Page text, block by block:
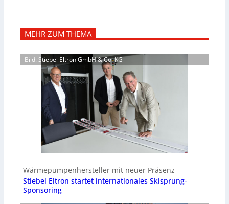
MEHR ZUM THEMA
Bild: Stiebel Eltron GmbH & Co. KG
Wärmepumpenhersteller mit neuer Präsenz
Stiebel Eltron startet internationales Skisprung-
Sponsoring